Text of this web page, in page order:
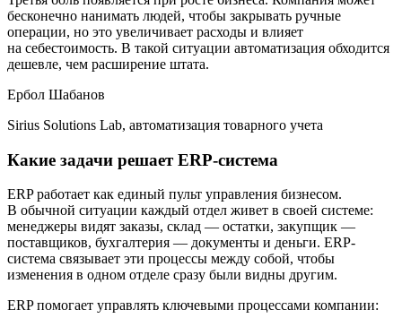
бесконечно нанимать людей, чтобы закрывать ручные
операции, но это увеличивает расходы и влияет
на себестоимость. В такой ситуации автоматизация обходится
дешевле, чем расширение штата.
Ербол Шабанов
Sirius Solutions Lab, автоматизация товарного учета
Какие задачи решает ERP-система
ERP работает как единый пульт управления бизнесом.
В обычной ситуации каждый отдел живет в своей системе:
менеджеры видят заказы, склад — остатки, закупщик —
поставщиков, бухгалтерия — документы и деньги. ERP-
система связывает эти процессы между собой, чтобы
изменения в одном отделе сразу были видны другим.
ERP помогает управлять ключевыми процессами компании: